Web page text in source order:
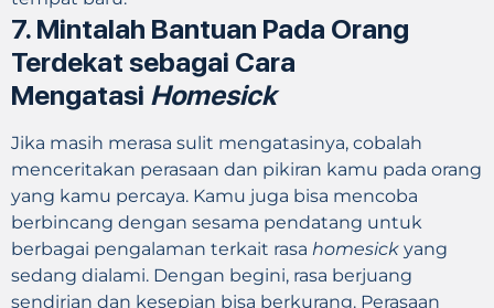
7. Mintalah Bantuan Pada Orang
Terdekat sebagai Cara
Mengatasi Homesick
Jika masih merasa sulit mengatasinya, cobalah
menceritakan perasaan dan pikiran kamu pada orang
yang kamu percaya. Kamu juga bisa mencoba
berbincang dengan sesama pendatang untuk
berbagai pengalaman terkait rasa homesick yang
sedang dialami. Dengan begini, rasa berjuang
sendirian dan kesepian bisa berkurang. Perasaan